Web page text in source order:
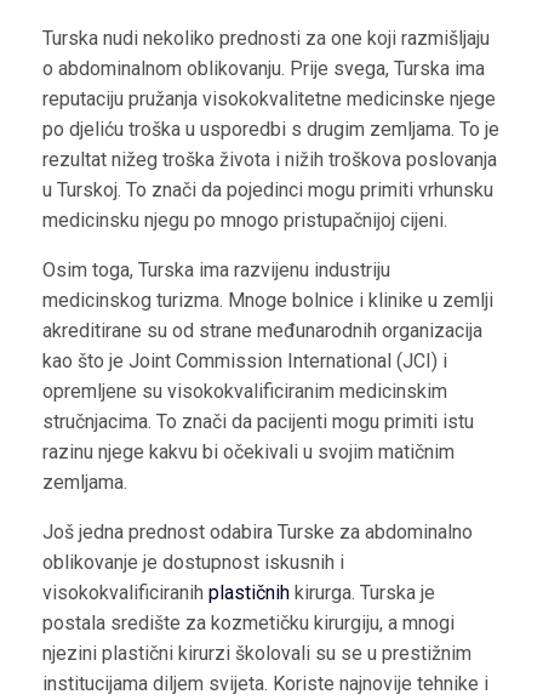
Turska nudi nekoliko prednosti za one koji razmišljaju
o abdominalnom oblikovanju. Prije svega, Turska ima
reputaciju pružanja visokokvalitetne medicinske njege
po djeliću troška u usporedbi s drugim zemljama. To je
rezultat nižeg troška života i nižih troškova poslovanja
u Turskoj. To znači da pojedinci mogu primiti vrhunsku
medicinsku njegu po mnogo pristupačnijoj cijeni.
Osim toga, Turska ima razvijenu industriju
medicinskog turizma. Mnoge bolnice i klinike u zemlji
akreditirane su od strane međunarodnih organizacija
kao što je Joint Commission International (JCI) i
opremljene su visokokvalificiranim medicinskim
stručnjacima. To znači da pacijenti mogu primiti istu
razinu njege kakvu bi očekivali u svojim matičnim
zemljama.
Još jedna prednost odabira Turske za abdominalno
oblikovanje je dostupnost iskusnih i
visokokvalificiranih plastičnihkirurga. Turska je
postala središte za kozmetičku kirurgiju, a mnogi
njezini plastični kirurzi školovali su se u prestižnim
institucijama diljem svijeta. Koriste najnovije tehnike i